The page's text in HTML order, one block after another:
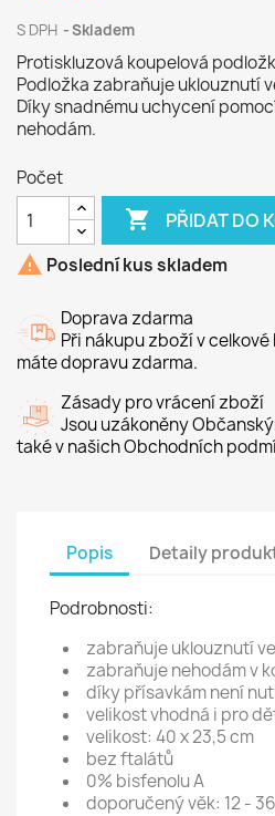
S DPH Skladem
Protiskluzová koupelová
Podložka zabraňuje uklouznutí
Díky snadnému uchycení
nehodám.
Počet
 PŘIDAT DO
 Poslední kus skladem
Doprava zdarma
Při nákupu zboží v
máte dopravu zdarma.
Zásady pro vrácení zboží
Jsou uzákoněny
také v našich Obchodních
Popis Detaily
Podrobnosti:
zabraňuje uklouznutí
zabraňuje nehodám v
díky přísavkám není
velikost vhodná i pro
velikost: 40 x 23,5 cm
bez ftalátů
0% bisfenolu A
doporučený věk: 12 -